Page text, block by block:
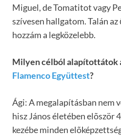
Miguel, de Tomatitot vagy
szívesen hallgatom. Talán
hozzám a legközelebb.
Milyen célból alapítottátok
Flamenco Együttest?
Ági: A megalapításban nem
hisz János életében elõször
kezébe minden